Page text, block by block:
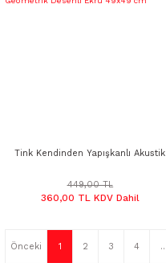
Tink Kendinden Yapışkanlı Akustik
Dekota Geometrik Desenli Ekru
49x49 cm
449,00 TL
360,00 TL KDV Dahil
1 2 3 4 ..